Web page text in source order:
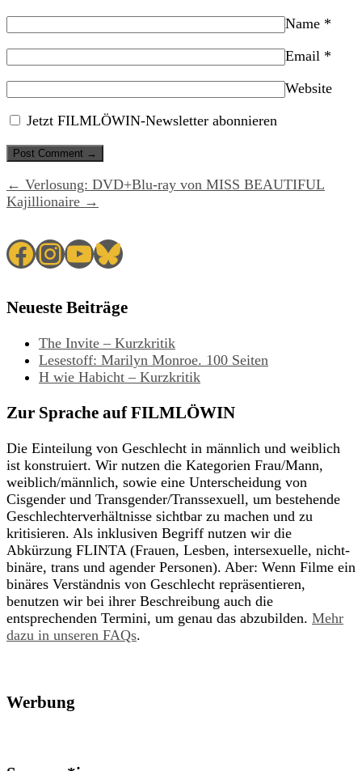
Name *
Email *
Website
Jetzt FILMLÖWIN-Newsletter abonnieren
← Verlosung: DVD+Blu-ray von MISS BEAUTIFUL
Kajillionaire →
Facebook
Instagram
YouTube
Bluesky
Neueste Beiträge
The Invite – Kurzkritik
Lesestoff: Marilyn Monroe. 100 Seiten
H wie Habicht – Kurzkritik
Zur Sprache auf FILMLÖWIN
Die Einteilung von Geschlecht in männlich und weiblich
ist konstruiert. Wir nutzen die Kategorien Frau/Mann,
weiblich/männlich, sowie eine Unterscheidung von
Cisgender und Transgender/Transsexuell, um bestehende
Geschlechterverhältnisse sichtbar zu machen und zu
kritisieren. Als inklusiven Begriff nutzen wir die
Abkürzung FLINTA (Frauen, Lesben, intersexuelle, nicht-
binäre, trans und agender Personen). Aber: Wenn Filme ein
binäres Verständnis von Geschlecht repräsentieren,
benutzen wir bei ihrer Beschreibung auch die
entsprechenden Termini, um genau das abzubilden. Mehr
dazu in unseren FAQs.
Werbung